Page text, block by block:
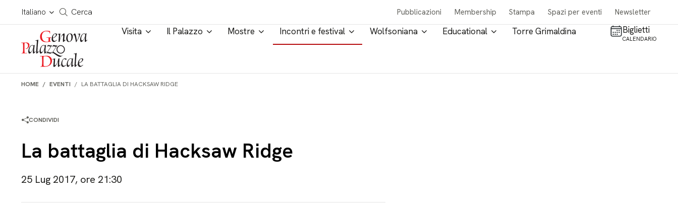
Salta al contenuto
Italiano
Cerca in tutto il sito
Cerca Pubblicazioni Membership Stampa Spazi per eventi Newsletter
Visita Il Palazzo Mostre Incontri e festival Wolfsoniana Educational Torre Grimaldina Biglietti
CALENDARIO
HOME EVENTI LA BATTAGLIA DI HACKSAW RIDGE
CONDIVIDI
La battaglia di Hacksaw Ridge
25 Lug 2017, ore 21:30